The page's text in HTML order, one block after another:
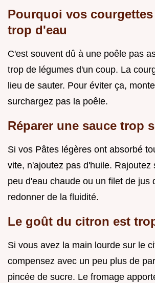
Pourquoi vos
trop d'eau
C'est souvent dû à une poêle pas
trop de légumes d'un coup. La
lieu de sauter. Pour éviter ça,
surchargez pas la poêle.
Réparer une sauce trop
Si vos Pâtes légères ont absorbé
vite, n'ajoutez pas d'huile. Rajoutez
peu d'eau chaude ou un filet de jus
redonner de la fluidité.
Le goût du citron est
Si vous avez la main lourde sur le
compensez avec un peu plus de
pincée de sucre. Le fromage